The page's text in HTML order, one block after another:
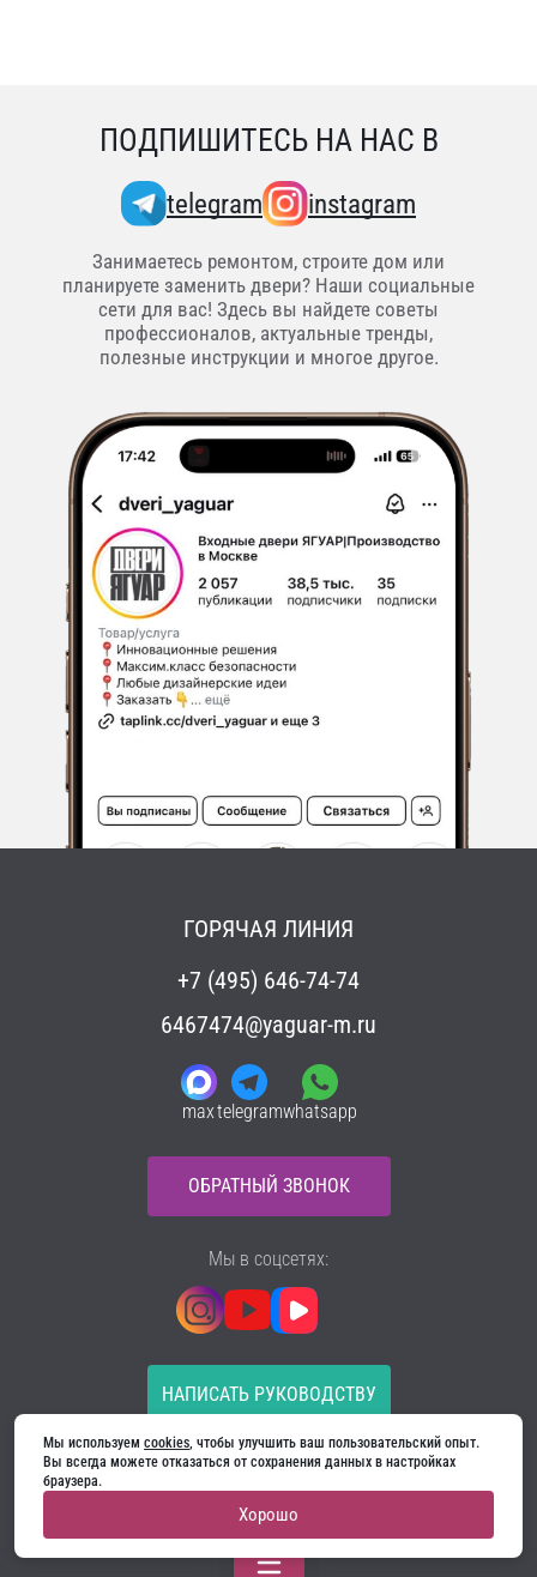
ПОДПИШИТЕСЬ НА НАС В
telegram instagram
Занимаетесь ремонтом, строите дом или
планируете заменить двери? Наши социальные
сети для вас! Здесь вы найдете советы
профессионалов, актуальные тренды,
полезные инструкции и многое другое.
ГОРЯЧАЯ ЛИНИЯ
+7 (495) 646-74-74
6467474@yaguar-m.ru
maxtelegramwhatsapp
ОБРАТНЫЙ ЗВОНОК
НАПИСАТЬ РУКОВОДСТВУ
Все материалы на сайте принадлежат компании
ООО «Ягуар-М» — входные и межкомнатные двери
Политика конфиденциальности
Договор оферты
Cookie
Мы в соцсетях:
Мы используем cookies, чтобы улучшить ваш пользовательский опыт.
Вы всегда можете отказаться от сохранения данных в настройках
браузера.
Хорошо